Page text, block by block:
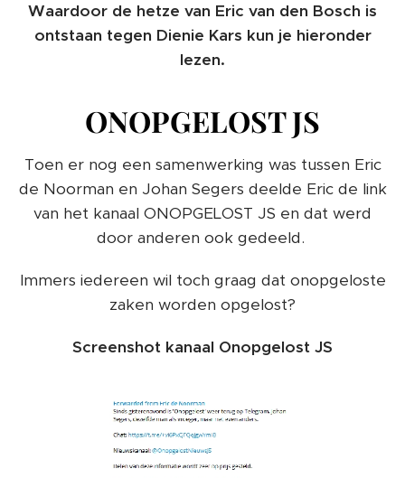
Waardoor de hetze van Eric van den Bosch is
ontstaan tegen Dienie Kars kun je hieronder
lezen.
ONOPGELOST JS
Toen er nog een samenwerking was tussen Eric
de Noorman en Johan Segers deelde Eric de link
van het kanaal ONOPGELOST JS en dat werd
door anderen ook gedeeld.
Immers iedereen wil toch graag dat onopgeloste
zaken worden opgelost?
Screenshot kanaal Onopgelost JS